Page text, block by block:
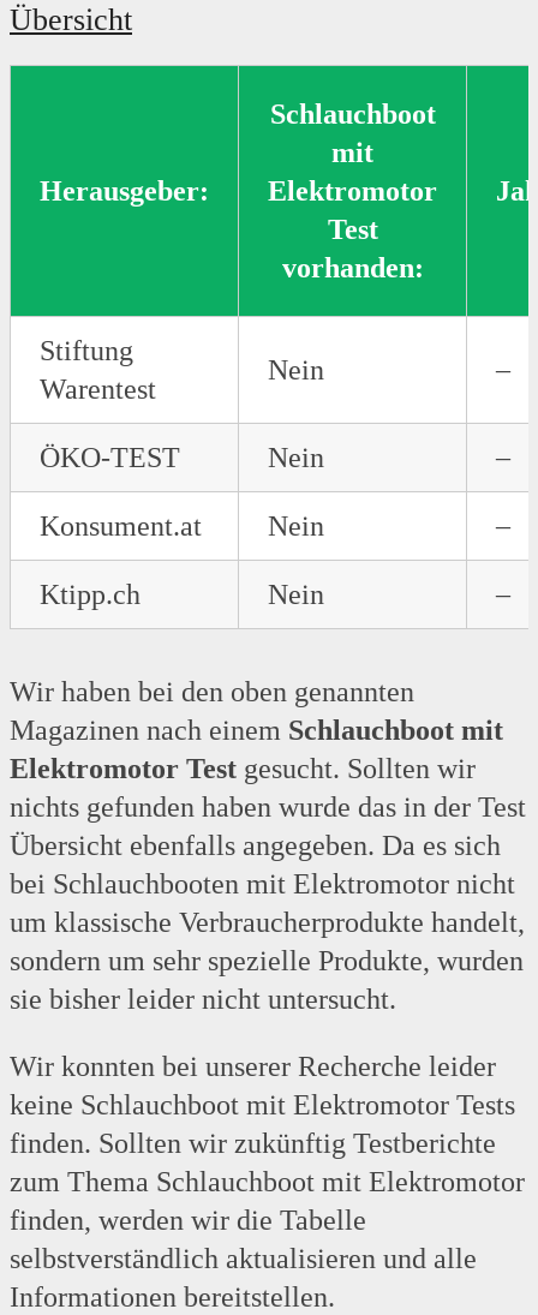
Übersicht
Herausgeber:
Schlauchboot
mit
Elektromotor
Test
vorhanden:
Stiftung
Warentest
Nein –
ÖKO-TEST Nein –
Konsument.at Nein –
Ktipp.ch Nein –
Wir haben bei den oben genannten
Magazinen nach einem Schlauchboot mit
Elektromotor Test gesucht. Sollten wir
nichts gefunden haben wurde das in der Test
Übersicht ebenfalls angegeben. Da es sich
bei Schlauchbooten mit Elektromotor nicht
um klassische Verbraucherprodukte handelt,
sondern um sehr spezielle Produkte, wurden
sie bisher leider nicht untersucht.
Wir konnten bei unserer Recherche leider
keine Schlauchboot mit Elektromotor Tests
finden. Sollten wir zukünftig Testberichte
zum Thema Schlauchboot mit Elektromotor
finden, werden wir die Tabelle
selbstverständlich aktualisieren und alle
Informationen bereitstellen.